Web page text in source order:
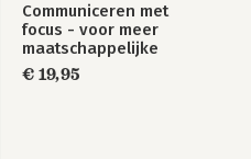
Communiceren met
focus - voor meer
maatschappelijke
impact
€ 19,95